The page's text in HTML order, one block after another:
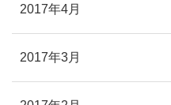
2017年4月
2017年3月